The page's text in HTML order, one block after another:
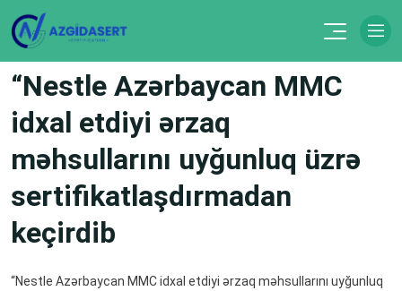
“Nestle Azərbaycan MMC
idxal etdiyi ərzaq
məhsullarını uyğunluq üzrə
sertifikatlaşdırmadan
keçirdib
“Nestle Azərbaycan MMC idxal etdiyi ərzaq məhsullarını uyğunluq